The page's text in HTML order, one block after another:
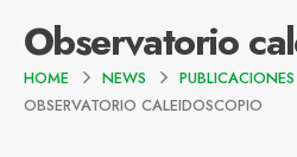
Observatorio
HOME NEWS
PUBLICACIONES
OBSERVATORIO CALEIDOSCOPIO